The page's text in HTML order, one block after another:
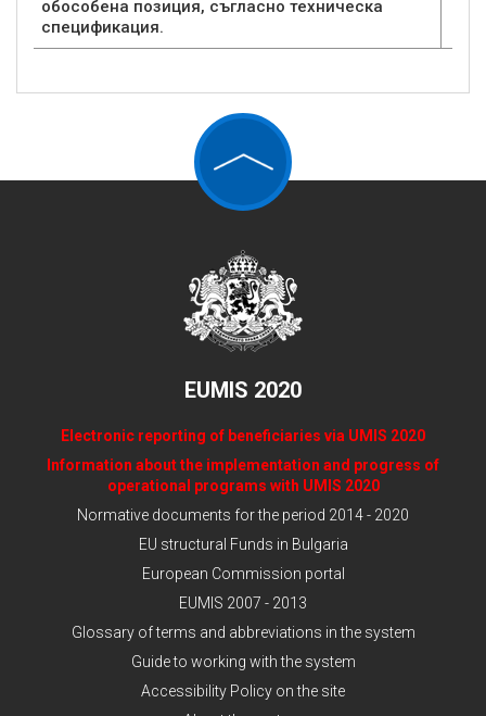
обособена позиция, съгласно техническа
спецификация.
EUMIS 2020
Electronic reporting of beneficiaries via UMIS 2020
Information about the implementation and progress of
operational programs with UMIS 2020
Normative documents for the period 2014 - 2020
EU structural Funds in Bulgaria
European Commission portal
EUMIS 2007 - 2013
Glossary of terms and abbreviations in the system
Guide to working with the system
Accessibility Policy on the site